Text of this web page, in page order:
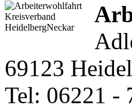
69123
Tel: 06221 -